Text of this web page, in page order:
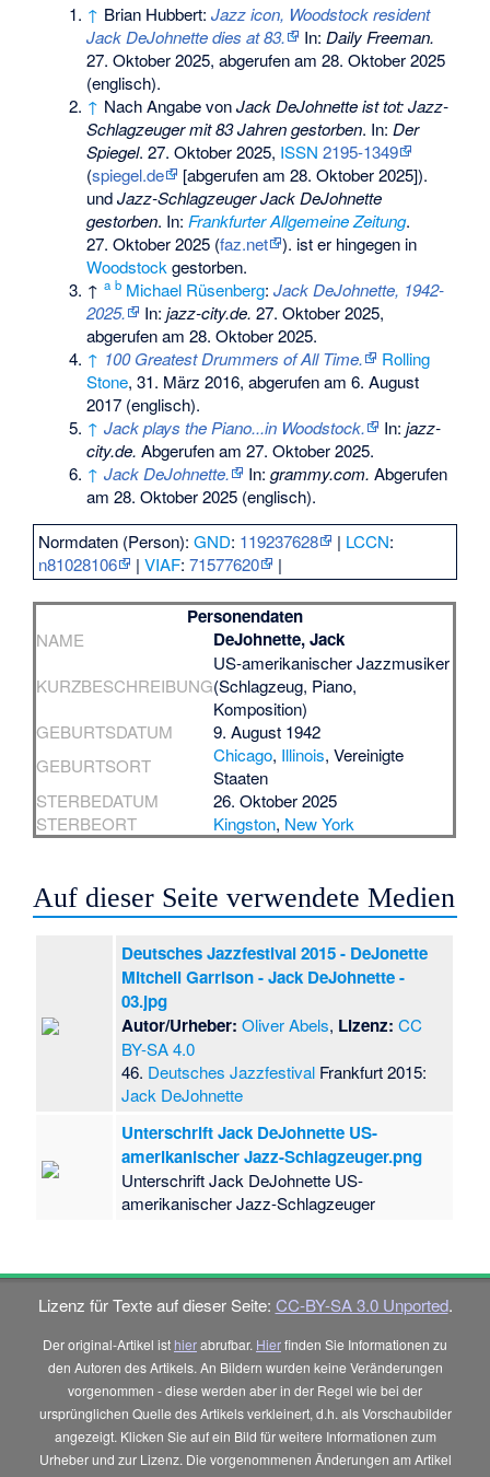
↑ Brian Hubbert:Jazz icon, Woodstock resident
Jack DeJohnette dies at 83.
In:Daily Freeman.
27. Oktober 2025, abgerufen am 28. Oktober 2025
(englisch).
↑ Nach Angabe vonJack DeJohnette ist tot: Jazz-
Schlagzeuger mit 83 Jahren gestorben. In:Der
Spiegel. 27. Oktober 2025, ISSN 2195-1349
(spiegel.de
[abgerufen am 28. Oktober 2025]).
undJazz-Schlagzeuger Jack DeJohnette
gestorben. In: Frankfurter Allgemeine Zeitung.
27. Oktober 2025 (faz.net ). ist er hingegen in
Woodstock gestorben.
↑a b Michael Rüsenberg:Jack DeJohnette, 1942-
2025.
In:jazz-city.de. 27. Oktober 2025,
abgerufen am 28. Oktober 2025.
↑ 100 Greatest Drummers of All Time.
Rolling
Stone, 31. März 2016, abgerufen am 6. August
2017 (englisch).
↑ Jack plays the Piano...in Woodstock. In:jazz-
city.de. Abgerufen am 27. Oktober 2025.
↑ Jack DeJohnette. In:grammy.com. Abgerufen
am 28. Oktober 2025 (englisch).
Normdaten (Person):GND: 119237628 | LCCN:
n81028106
|VIAF:71577620 |
Personendaten
NAME DeJohnette, Jack
KURZBESCHREIBUNG
US-amerikanischer Jazzmusiker
(Schlagzeug, Piano,
Komposition)
GEBURTSDATUM
9. August 1942
GEBURTSORT
Chicago, Illinois, Vereinigte
Staaten
STERBEDATUM
26. Oktober 2025
STERBEORT
Kingston, New York
Auf dieser Seite verwendete Medien
Deutsches Jazzfestival 2015 - DeJonette
Mitchell Garrison - Jack DeJohnette -
03.jpg
Autor/Urheber: Oliver Abels, Lizenz: CC
BY-SA 4.0
46. Deutsches Jazzfestival Frankfurt 2015:
Jack DeJohnette
Unterschrift Jack DeJohnette US-
amerikanischer Jazz-Schlagzeuger.png
Unterschrift Jack DeJohnette US-
amerikanischer Jazz-Schlagzeuger
Lizenz für Texte auf dieser Seite: CC-BY-SA 3.0 Unported.
Der original-Artikel ist hierabrufbar. Hierfinden Sie Informationen zu
den Autoren des Artikels. An Bildern wurden keine Veränderungen
vorgenommen - diese werden aber in der Regel wie bei der
ursprünglichen Quelle des Artikels verkleinert, d.h. als Vorschaubilder
angezeigt. Klicken Sie auf ein Bild für weitere Informationen zum
Urheber und zur Lizenz. Die vorgenommenen Änderungen am Artikel